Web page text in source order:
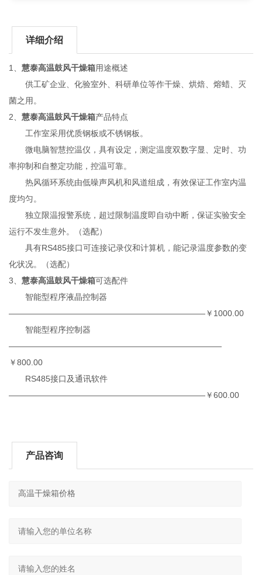
详细介绍
1、慧泰高温鼓风干燥箱用途概述
供工矿企业、化验室外、科研单位等作干燥、烘焙、熔蜡、灭
菌之用。
2、慧泰高温鼓风干燥箱产品特点
工作室采用优质钢板或不锈钢板。
微电脑智慧控温仪，具有设定，测定温度双数字显、定时、功
率抑制和自整定功能，控温可靠。
热风循环系统由低噪声风机和风道组成，有效保证工作室内温
度均匀。
独立限温报警系统，超过限制温度即自动中断，保证实验安全
运行不发生意外。（选配）
具有RS485接口可连接记录仪和计算机，能记录温度参数的变
化状况。（选配）
3、慧泰高温鼓风干燥箱可选配件
智能型程序液晶控制器
————————————————————————￥1000.00
智能型程序控制器
——————————————————————————
￥800.00
RS485接口及通讯软件
————————————————————————￥600.00
产品咨询